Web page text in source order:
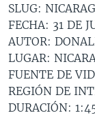
búsqueda
COLOMBIA
CHILE
PERÚ
ECUADOR
VENEZUELA
COSTA RICA
EL SALVADOR
GUATEMALA
HONDURAS
NICARAGUA
OTRAS SECCIONES
INMIGRACIÓN
LIBERTAD DE
MUNDO
ECONOMÍA
ESPECIALES DE LA
LIBERTAD DE
UCRANIA
MULTIMEDIA
SLUG:
FECHA: 31 DE
AUTOR:
LUGAR:
FUENTE DE
REGIÓN DE
DURACIÓN: